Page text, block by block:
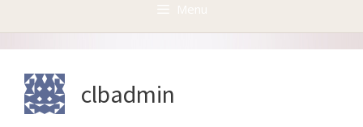
Menu
clbadmin